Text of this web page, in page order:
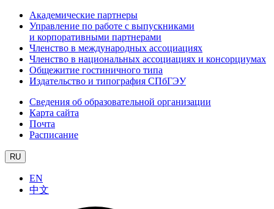
Академические партнеры
Управление по работе с выпускниками
и корпоративными партнерами
Членство в международных ассоциациях
Членство в национальных ассоциациях и консорциумах
Общежитие гостиничного типа
Издательство и типография СПбГЭУ
Сведения об образовательной организации
Карта сайта
Почта
Расписание
RU
EN
中文